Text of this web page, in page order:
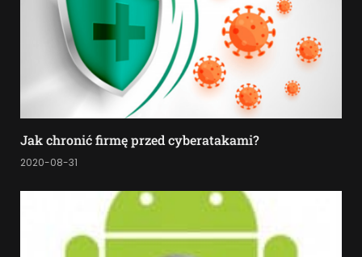
Jak chronić firmę przed cyberatakami?
2020-08-31